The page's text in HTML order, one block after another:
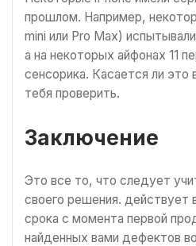
прошлом. Например,
mini или Pro Max)
а на некоторых айфонах 11
сенсорика. Касается ли это
тебя проверить.
Заключение
Это все то, что следует
своего решения. действует
срока с момента первой
найденных вами дефектов